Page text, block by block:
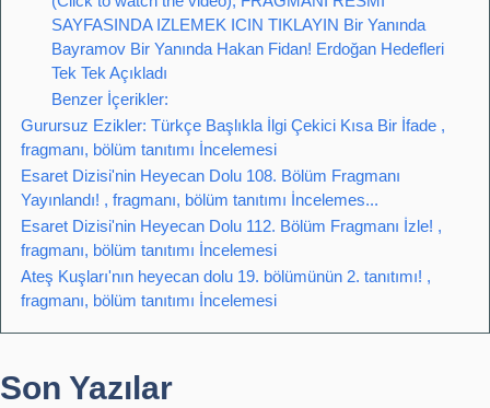
SAYFASINDA IZLEMEK ICIN TIKLAYIN Bir Yanında
Bayramov Bir Yanında Hakan Fidan! Erdoğan Hedefleri
Tek Tek Açıkladı
Benzer İçerikler:
Gurursuz Ezikler: Türkçe Başlıkla İlgi Çekici Kısa Bir İfade ,
fragmanı, bölüm tanıtımı İncelemesi
Esaret Dizisi'nin Heyecan Dolu 108. Bölüm Fragmanı
Yayınlandı! , fragmanı, bölüm tanıtımı İncelemes...
Esaret Dizisi'nin Heyecan Dolu 112. Bölüm Fragmanı İzle! ,
fragmanı, bölüm tanıtımı İncelemesi
Ateş Kuşları'nın heyecan dolu 19. bölümünün 2. tanıtımı! ,
fragmanı, bölüm tanıtımı İncelemesi
Son Yazılar